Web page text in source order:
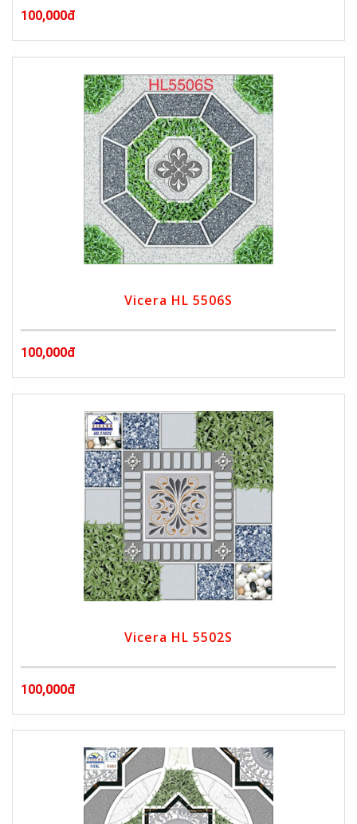
100,000đ
Vicera HL 5506S
100,000đ
Vicera HL 5502S
100,000đ